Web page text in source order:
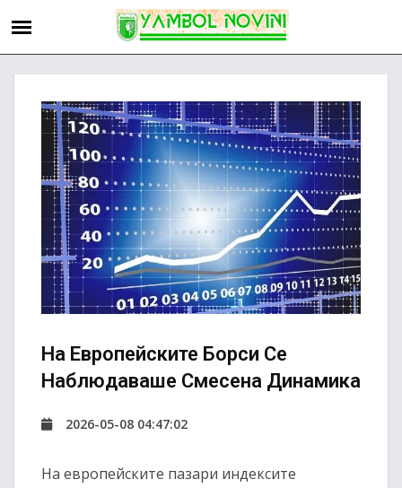
На Европейските Борси Се
Наблюдаваше Смесена Динамика
2026-05-08 04:47:02
На европейските пазари индексите